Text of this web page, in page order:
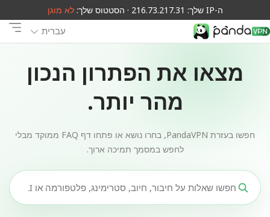
ה-IP שלך: 216.73.217.31 · הסטטוס שלך: לא מוגן
עברית
מצאו את הפתרון הנכון
מהר יותר.
חפשו בעזרת PandaVPN, בחרו נושא או פתחו דף FAQ ממוקד מבלי
לחפש במסמך תמיכה ארוך.